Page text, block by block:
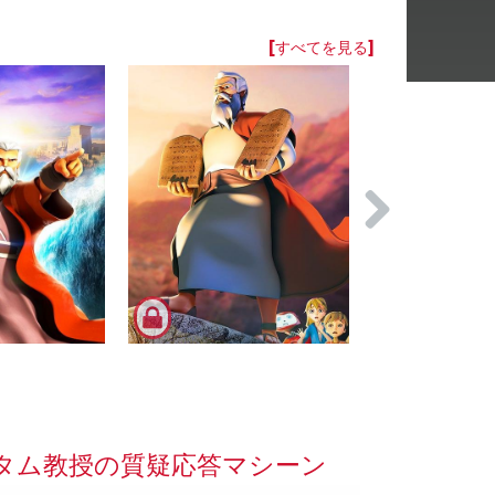
[すべてを見る]
ム教授の質疑応答マシーン